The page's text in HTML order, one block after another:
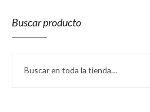
Buscar producto